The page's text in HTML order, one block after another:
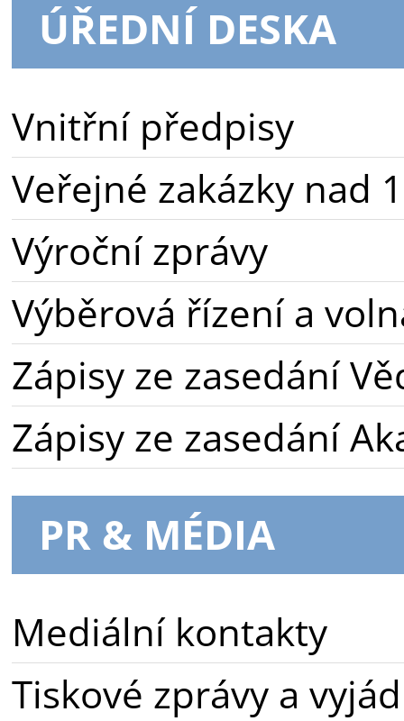
ÚŘEDNÍ DESKA
Vnitřní předpisy
Veřejné zakázky nad
Výroční zprávy
Výběrová řízení a
Zápisy ze zasedání
Zápisy ze zasedání
PR & MÉDIA
Mediální kontakty
Tiskové zprávy a